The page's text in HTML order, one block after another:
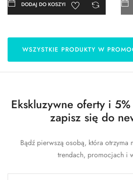
DODAJ DO KOSZYKA
WSZYSTKIE PRODUKTY W
Ekskluzywne oferty i
zapisz się do
Bądź pierwszą osobą, która otrzyma
trendach, promocjach i